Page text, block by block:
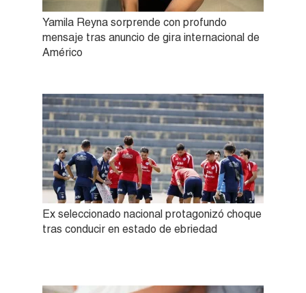
Yamila Reyna sorprende con profundo
mensaje tras anuncio de gira internacional de
Américo
Ex seleccionado nacional protagonizó choque
tras conducir en estado de ebriedad